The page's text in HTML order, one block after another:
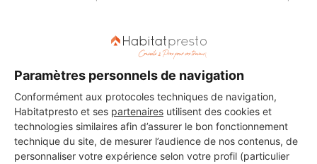
Paramètres personnels de navigation
Conformément aux protocoles techniques de navigation,
Habitatpresto et ses partenaires utilisent des cookies et
technologies similaires afin d’assurer le bon fonctionnement
technique du site, de mesurer l’audience de nos contenus, de
personnaliser votre expérience selon votre profil (particulier
DEMANDER UN DEVIS